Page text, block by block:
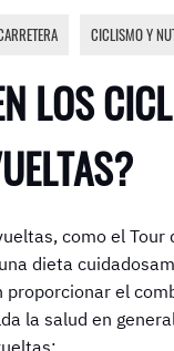
LOS
CICLISMO Y
como el
dieta
proporcionar el
la salud en